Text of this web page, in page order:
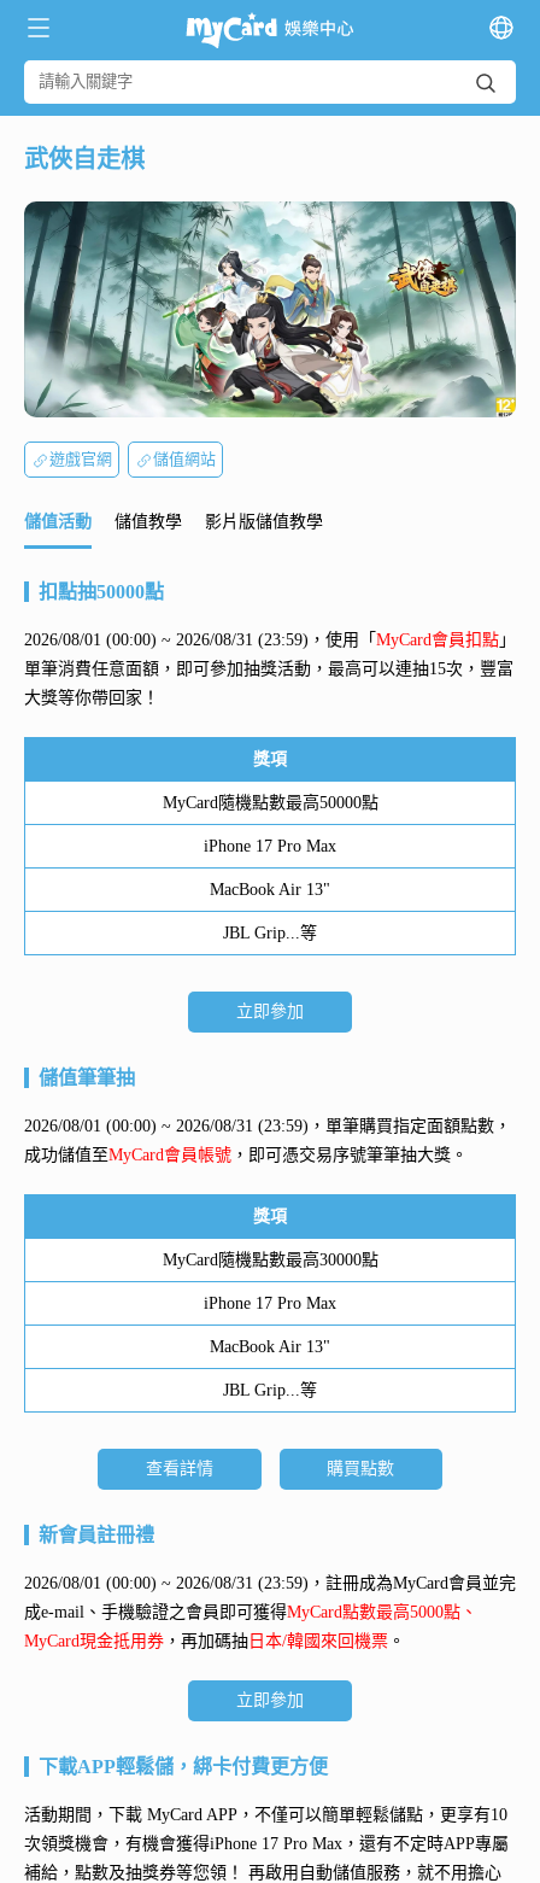
武俠自走棋
遊戲官網 儲值網站
儲值活動 儲值教學 影片版儲值教學
扣點抽50000點
2026/08/01 (00:00) ~ 2026/08/31 (23:59)，使用「 MyCard會員扣點 」
單筆消費任意面額，即可參加抽獎活動，最高可以連抽15次，豐富
大獎等你帶回家！
獎項
MyCard隨機點數最高50000點
iPhone 17 Pro Max
MacBook Air 13"
JBL Grip...等
立即參加
儲值筆筆抽
2026/08/01 (00:00) ~ 2026/08/31 (23:59)，單筆購買指定面額點數，
成功儲值至MyCard會員帳號 ，即可憑交易序號筆筆抽大獎。
獎項
MyCard隨機點數最高30000點
iPhone 17 Pro Max
MacBook Air 13"
JBL Grip...等
查看詳情 購買點數
新會員註冊禮
2026/08/01 (00:00) ~ 2026/08/31 (23:59)，註冊成為MyCard會員並完
成e-mail、手機驗證之會員即可獲得MyCard點數最高5000點、
MyCard現金抵用券 ，再加碼抽 日本/韓國來回機票 。
立即參加
下載APP輕鬆儲，綁卡付費更方便
活動期間，下載 MyCard APP，不僅可以簡單輕鬆儲點，更享有10
次領獎機會，有機會獲得iPhone 17 Pro Max ，還有不定時APP專屬
補給，點數及抽獎券等您領！ 再啟用自動儲值服務 ，就不用擔心